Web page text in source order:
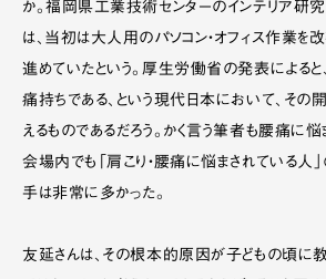
か。福岡県工業技術センターのインテリア研
は、当初は大人用のパソコン・オフィス作業を
進めていたという。厚生労働省の発表によると
痛持ちである、という現代日本において、その
えるものであるだろう。かく言う筆者も腰痛に悩
会場内でも「肩こり・腰痛に悩まされている人
手は非常に多かった。
友延さんは、その根本的原因が子どもの頃に